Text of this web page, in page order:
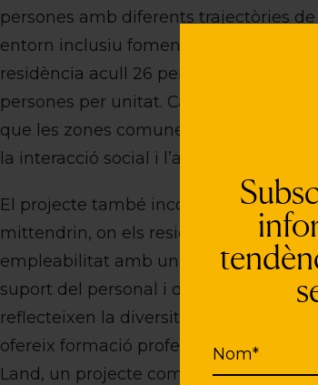
Nom*
persones amb diferents trajectòries
entorn inclusiu fomenta la confiança,
residència acull 26 persones
persones per unitat. Cada
que les zones comunes com les
la interacció social i l’adquisició de
El projecte també incorpora una
mittendrin, on els residents que
empleabilitat amb una experiència
suport del personal i de voluntaris, i
reflecteixen la diversitat cultural de
ofereix formació professional i cursos
Land, un projecte comunitari rural